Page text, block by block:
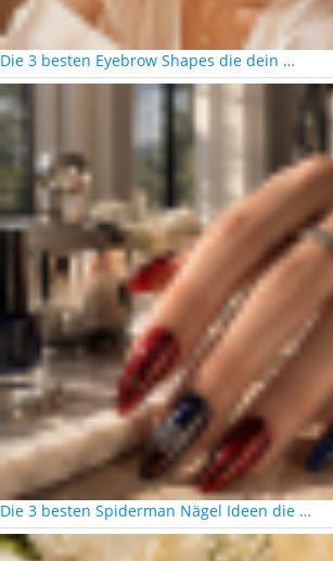
Die 3 besten Eyebrow Shapes die dein …
Die 3 besten Spiderman Nägel Ideen die …